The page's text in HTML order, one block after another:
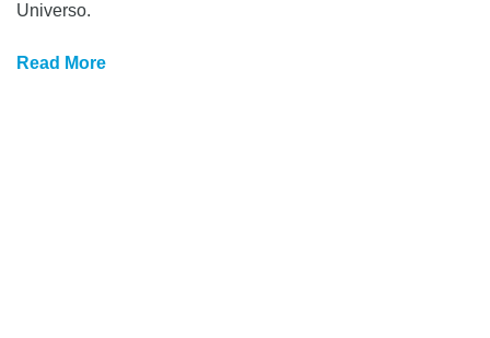
Universo.
Read More